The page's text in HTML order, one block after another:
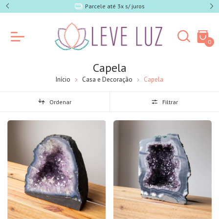
Parcele até 3x s/ juros
0
Capela
Início Casa e Decoração Capela
Ordenar Filtrar